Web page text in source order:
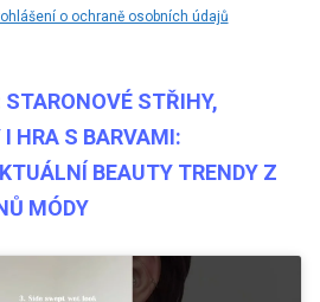
o ochraně osobních údajů
STARONOVÉ STŘIHY,
I HRA S BARVAMI:
BEAUTY TRENDY Z
MÓDY